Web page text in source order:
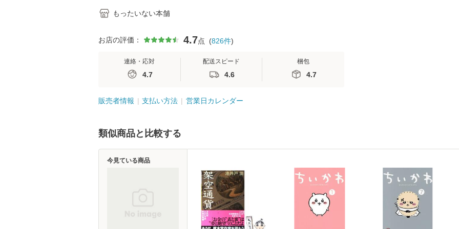
もったいない本舗
お店の評価： 4.7点 (826件)
連絡・応対
4.7
配送スピード
4.6
梱包
4.7
販売者情報 支払い方法 営業日カレンダー
類似商品と比較する
今見ている商品